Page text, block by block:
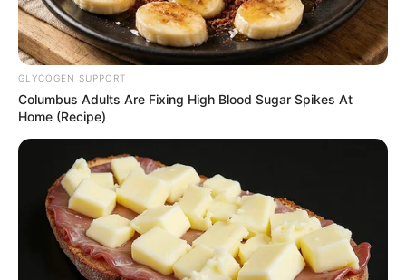
GLYCOGEN SUPPORT
Columbus Adults Are Fixing High Blood Sugar Spikes At
Home (Recipe)